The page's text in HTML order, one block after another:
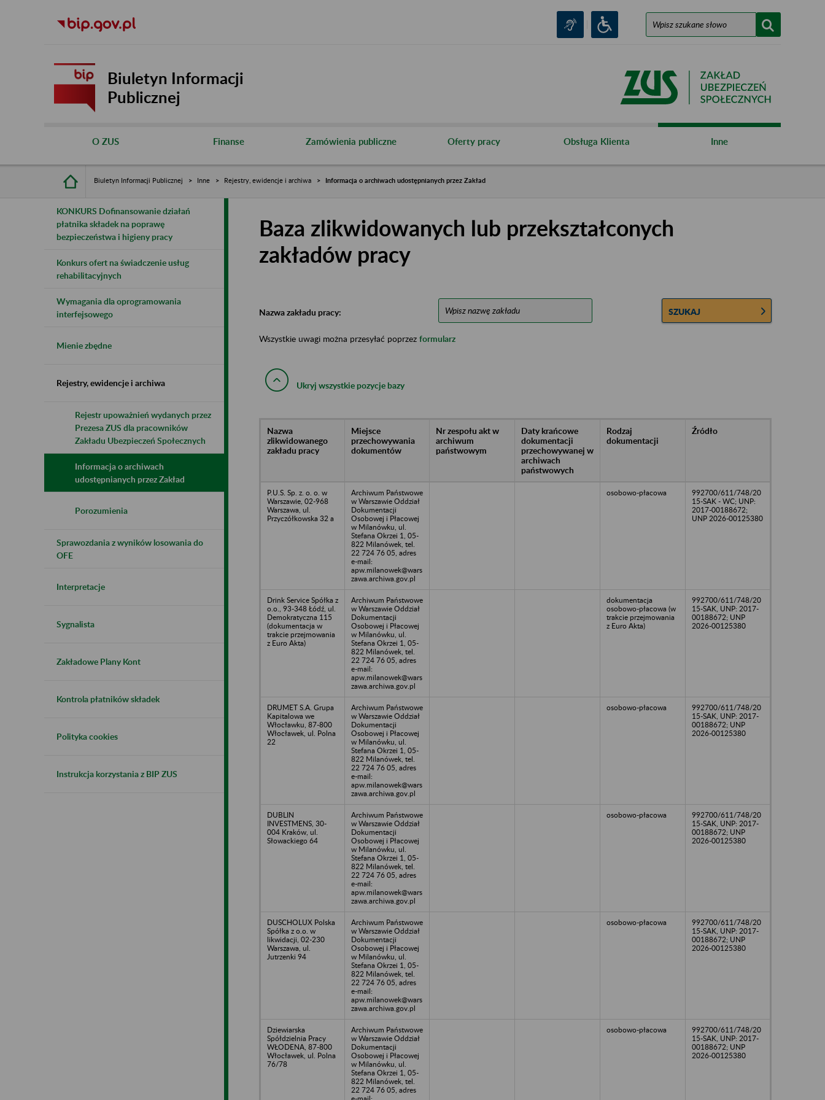
Biuletyn Informacji
Publicznej
O ZUS Finanse Zamówienia publiczne Oferty pracy Obsługa Klienta Inne
Biuletyn Informacji Publicznej Inne Rejestry, ewidencje i archiwa Informacja o archiwach udostępnianych przez Zakład
KONKURS Dofinansowanie działań
płatnika składek na poprawę
bezpieczeństwa i higieny pracy
Konkurs ofert na świadczenie usług
rehabilitacyjnych
Wymagania dla oprogramowania
interfejsowego
Mienie zbędne
Rejestry, ewidencje i archiwa
Rejestr upoważnień wydanych przez
Prezesa ZUS dla pracowników
Zakładu Ubezpieczeń Społecznych
Informacja o archiwach
udostępnianych przez Zakład
Porozumienia
Sprawozdania z wyników losowania do
OFE
Interpretacje
Sygnalista
Zakładowe Plany Kont
Kontrola płatników składek
Polityka cookies
Instrukcja korzystania z BIP ZUS
Baza zlikwidowanych lub przekształconych
zakładów pracy
Nazwa zakładu pracy: SZUKAJ
Wszystkie uwagi można przesyłać poprzez formularz
Ukryj wszystkie pozycje bazy
Nazwa
zlikwidowanego
zakładu pracy
Miejsce
przechowywania
dokumentów
Nr zespołu akt w
archiwum
państwowym
Daty krańcowe
dokumentacji
przechowywanej w
archiwach
państwowych
Rodzaj
dokumentacji
Źródło
P.U.S. Sp. z. o. o. w
Warszawie, 02-968
Warszawa, ul.
Przyczółkowska 32 a
Archiwum Państwowe
w Warszawie Oddział
Dokumentacji
Osobowej i Płacowej
w Milanówku, ul.
Stefana Okrzei 1, 05-
822 Milanówek, tel.
22 724 76 05, adres
e-mail:
apw.milanowek@wars
zawa.archiwa.gov.pl
osobowo-płacowa
992700/611/748/20
15-SAK - WC; UNP:
2017-00188672;
UNP 2026-00125380
Drink Service Spółka z
o.o., 93-348 Łódź, ul.
Demokratyczna 115
(dokumentacja w
trakcie przejmowania
z Euro Akta)
Archiwum Państwowe
w Warszawie Oddział
Dokumentacji
Osobowej i Płacowej
w Milanówku, ul.
Stefana Okrzei 1, 05-
822 Milanówek, tel.
22 724 76 05, adres
e-mail:
apw.milanowek@wars
zawa.archiwa.gov.pl
dokumentacja
osobowo-płacowa (w
trakcie przejmowania
z Euro Akta)
992700/611/748/20
15-SAK, UNP: 2017-
00188672; UNP
2026-00125380
DRUMET S.A. Grupa
Kapitalowa we
Włocławku, 87-800
Włocławek, ul. Polna
22
Archiwum Państwowe
w Warszawie Oddział
Dokumentacji
Osobowej i Płacowej
w Milanówku, ul.
Stefana Okrzei 1, 05-
822 Milanówek, tel.
22 724 76 05, adres
e-mail:
apw.milanowek@wars
zawa.archiwa.gov.pl
osobowo-płacowa
992700/611/748/20
15-SAK, UNP: 2017-
00188672; UNP
2026-00125380
DUBLIN
INVESTMENS, 30-
004 Kraków, ul.
Słowackiego 64
Archiwum Państwowe
w Warszawie Oddział
Dokumentacji
Osobowej i Płacowej
w Milanówku, ul.
Stefana Okrzei 1, 05-
822 Milanówek, tel.
22 724 76 05, adres
e-mail:
apw.milanowek@wars
zawa.archiwa.gov.pl
osobowo-płacowa
992700/611/748/20
15-SAK, UNP: 2017-
00188672; UNP
2026-00125380
DUSCHOLUX Polska
Spółka z o.o. w
likwidacji, 02-230
Warszawa, ul.
Jutrzenki 94
Archiwum Państwowe
w Warszawie Oddział
Dokumentacji
Osobowej i Płacowej
w Milanówku, ul.
Stefana Okrzei 1, 05-
822 Milanówek, tel.
22 724 76 05, adres
e-mail:
apw.milanowek@wars
zawa.archiwa.gov.pl
osobowo-płacowa
992700/611/748/20
15-SAK, UNP: 2017-
00188672; UNP
2026-00125380
Dziewiarska
Spółdzielnia Pracy
WŁODENA, 87-800
Włocławek, ul. Polna
76/78
Archiwum Państwowe
w Warszawie Oddział
Dokumentacji
Osobowej i Płacowej
w Milanówku, ul.
Stefana Okrzei 1, 05-
822 Milanówek, tel.
22 724 76 05, adres
osobowo-płacowa
992700/611/748/20
15-SAK, UNP: 2017-
00188672; UNP
2026-00125380